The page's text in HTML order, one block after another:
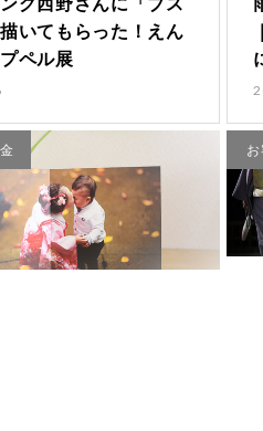
いてもらった！えん
ペル展